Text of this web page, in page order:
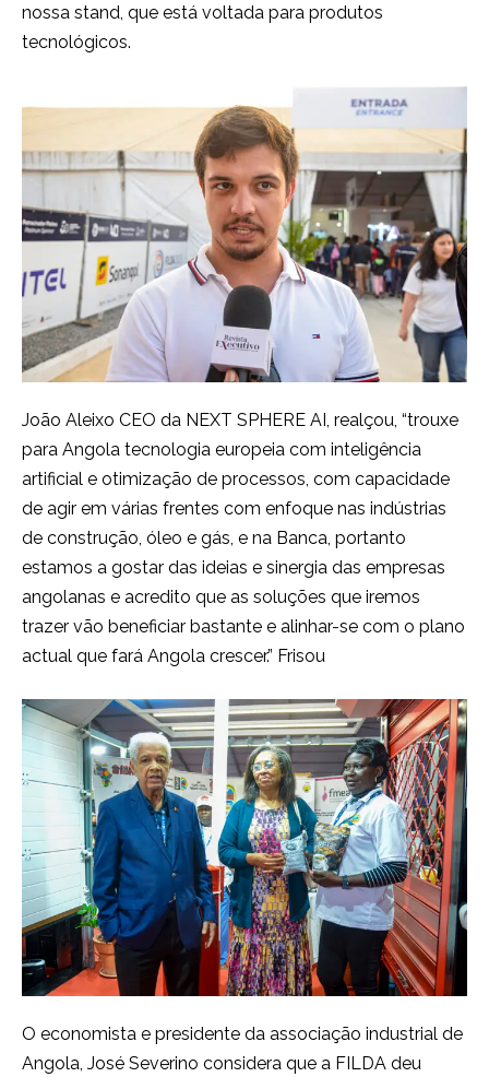
nossa stand, que está voltada para produtos
tecnológicos.
João Aleixo CEO da NEXT SPHERE AI, realçou, “trouxe
para Angola tecnologia europeia com inteligência
artificial e otimização de processos, com capacidade
de agir em várias frentes com enfoque nas indústrias
de construção, óleo e gás, e na Banca, portanto
estamos a gostar das ideias e sinergia das empresas
angolanas e acredito que as soluções que iremos
trazer vão beneficiar bastante e alinhar-se com o plano
actual que fará Angola crescer.” Frisou
O economista e presidente da associação industrial de
Angola, José Severino considera que a FILDA deu